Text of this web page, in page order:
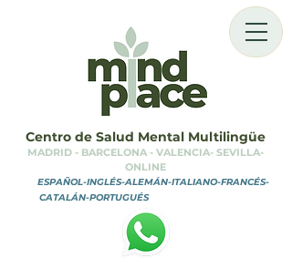
Centro de Salud Mental Multilingüe
MADRID - BARCELONA - VALENCIA- SEVILLA-
ONLINE
ESPAÑOL-INGLÉS-ALEMÁN-ITALIANO-FRANCÉS-
CATALÁN-PORTUGUÉSMINDPLACE CENTER